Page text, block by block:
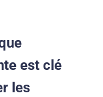
est clé
les